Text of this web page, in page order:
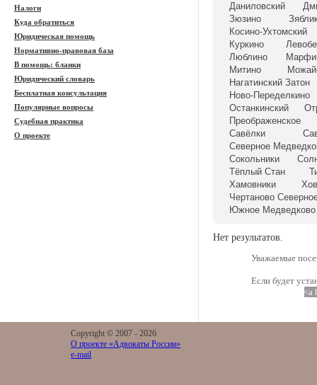
Налоги
Куда обратиться
Юридическая помощь
Нормативно-правовая база
В помощь: бланки
Юридический словарь
Бесплатная консультация
Популярные вопросы
Судебная практика
О проекте
Даниловский
Зюзино
Косино-Ухтомский
Куркино
Люблино
Митино
Нагатинский Затон
Ново-Переделкино
Останкинский
Преображенское
Савёлки
Северное
Сокольники
Тёплый Стан
Хамовники
Чертаново
Южное Медведково
Нет результатов.
Уважаемые
Если будет
<a
Copyright © 2007 - 2026
О проекте «Адвокаты России»
e-mail